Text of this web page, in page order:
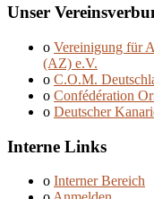
Unser
o Vereinigung für
(AZ) e.V.
o C.O.M.
o Confédération
o Deutscher
Interne Links
o Interner Bereich